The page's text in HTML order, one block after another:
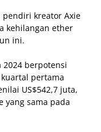
pendiri kreator Axie
kehilangan ether
ini.
berpotensi
pertama
US$542,7 juta,
yang sama pada